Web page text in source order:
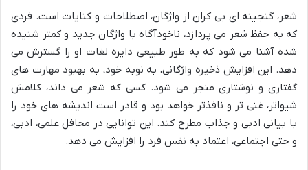
شعر، گنجینه ای بی کران از واژگان، اصطلاحات و کنایات است. فردی
که به حفظ شعر می پردازد، ناخودآگاه با واژگان جدید و کمتر شنیده
شده آشنا می شود که به طور طبیعی دایره لغات او را گسترش می
دهد. این افزایش ذخیره واژگانی، به نوبه خود، به بهبود مهارت های
گفتاری و نوشتاری منجر می شود. کسی که شعر می داند، کلامش
شیواتر، غنی تر و نافذتر خواهد بود و قادر است اندیشه های خود را
با بیانی ادبی و جذاب مطرح کند. این توانایی در محافل علمی، ادبی،
و حتی اجتماعی، اعتماد به نفس فرد را افزایش می دهد.